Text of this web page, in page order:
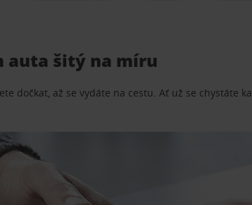
auta šitý na míru
dočkat, až se vydáte na cestu. Ať už se